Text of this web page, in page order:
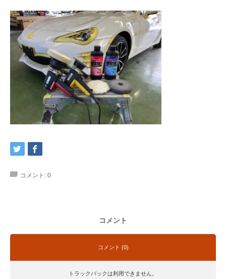
コメント: 0
コメント
コメント (0)
トラックバックは利用できません。
お問い合わせ